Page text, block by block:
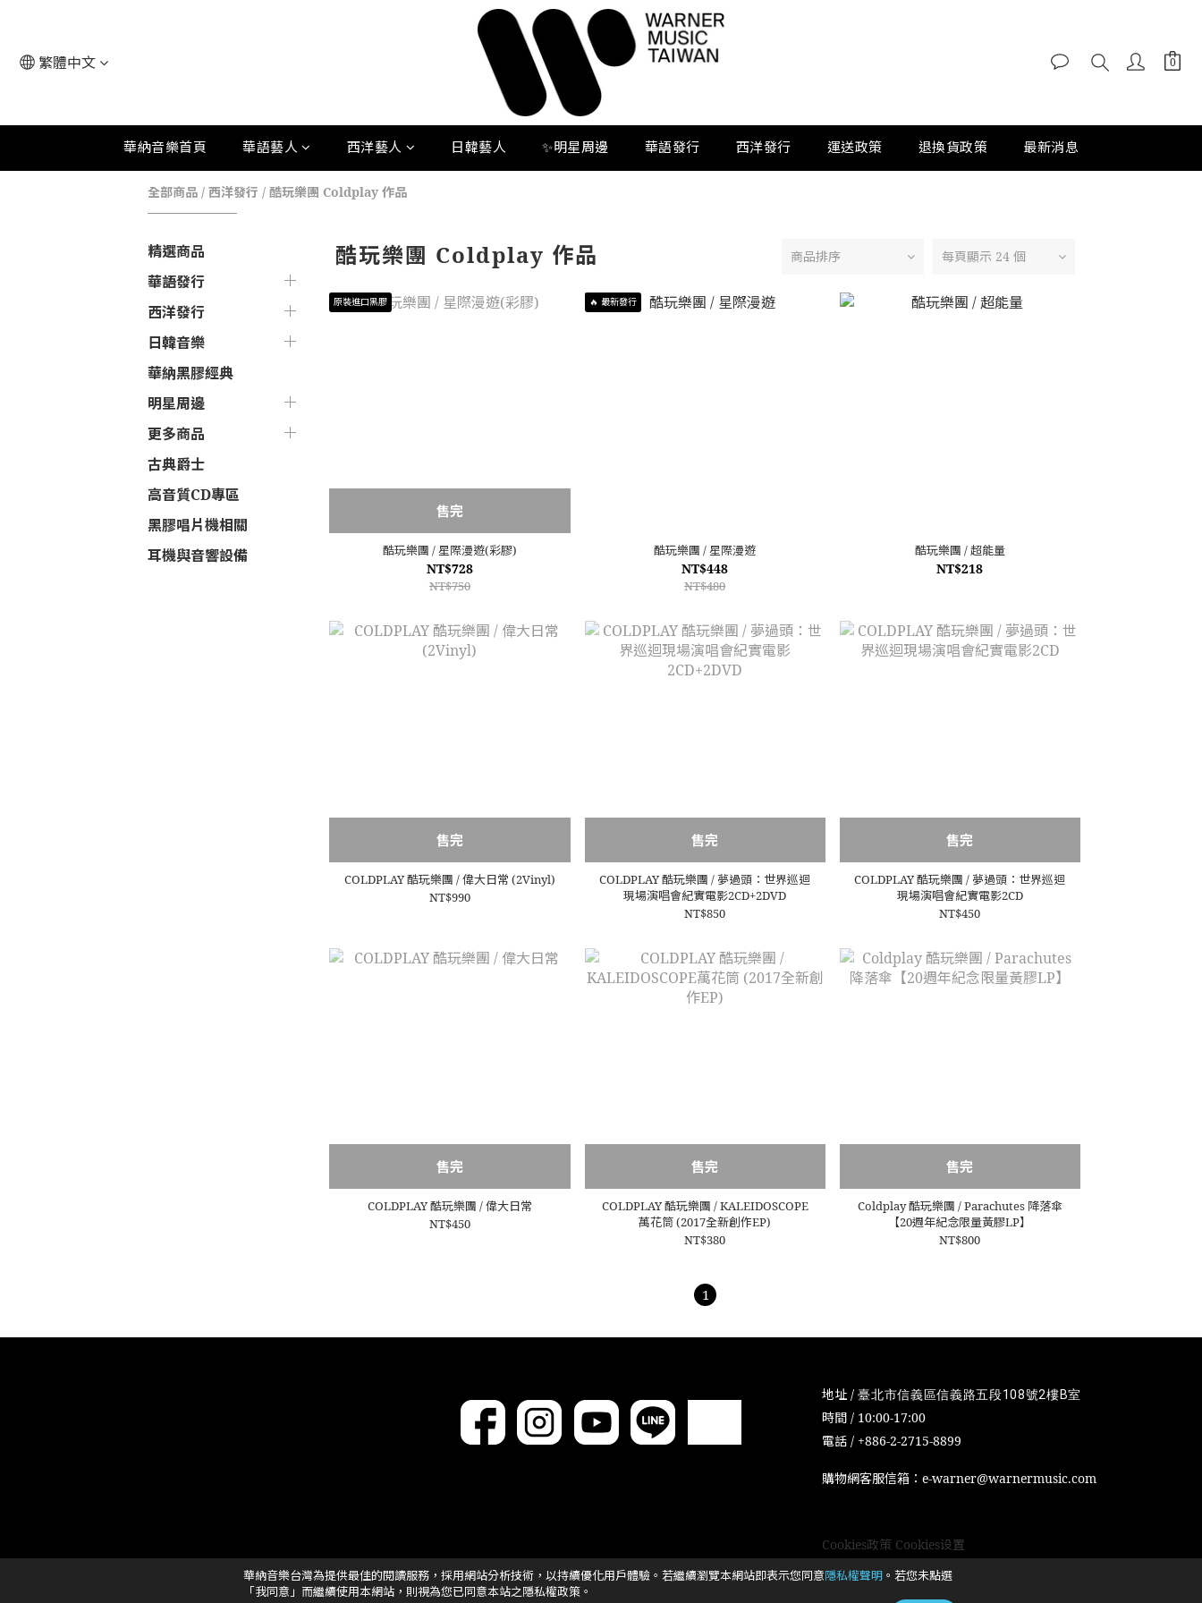
繁體中文
華納音樂首頁 華語藝人 西洋藝人 日韓藝人 ✨明星周邊 華語發行 西洋發行 運送政策 退換貨政策 最新消息
全部商品 / 西洋發行 / 酷玩樂團 Coldplay 作品
精選商品
華語發行
西洋發行
日韓音樂
華納黑膠經典
明星周邊
更多商品
古典爵士
高音質CD專區
黑膠唱片機相關
耳機與音響設備
酷玩樂團 Coldplay 作品 商品排序 每頁顯示 24 個
原裝進口黑膠
售完
酷玩樂團 / 星際漫遊(彩膠)
NT$728
NT$750
🔥 最新發行
酷玩樂團 / 星際漫遊
NT$448
NT$480
酷玩樂團 / 超能量
NT$218
售完
COLDPLAY 酷玩樂團 / 偉大日常 (2Vinyl)
NT$990
售完
COLDPLAY 酷玩樂團 / 夢過頭：世界巡迴
現場演唱會紀實電影2CD+2DVD
NT$850
售完
COLDPLAY 酷玩樂團 / 夢過頭：世界巡迴
現場演唱會紀實電影2CD
NT$450
售完
COLDPLAY 酷玩樂團 / 偉大日常
NT$450
售完
COLDPLAY 酷玩樂團 / KALEIDOSCOPE
萬花筒 (2017全新創作EP)
NT$380
售完
Coldplay 酷玩樂團 / Parachutes 降落傘
【20週年紀念限量黃膠LP】
NT$800
1
地址 /臺北市信義區信義路五段108號2樓B室
時間 / 10:00-17:00
電話 / +886-2-2715-8899
購物網客服信箱：e-warner@warnermusic.com
Cookies政策 Cookies设置
華納音樂台灣為提供最佳的閱讀服務，採用網站分析技術，以持續優化用戶體驗。若繼續瀏覽本網站即表示您同意隱私權聲明 。若您未點選
「我同意」而繼續使用本網站，則視為您已同意本站之隱私權政策。